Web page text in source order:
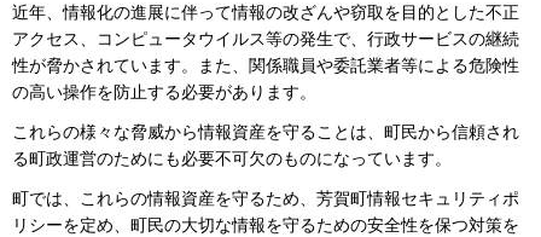
近年、情報化の進展に伴って情報の改ざんや窃取を目的とした不正
アクセス、コンピュータウイルス等の発生で、行政サービスの継続
性が脅かされています。また、関係職員や委託業者等による危険性
の高い操作を防止する必要があります。
これらの様々な脅威から情報資産を守ることは、町民から信頼され
る町政運営のためにも必要不可欠のものになっています。
町では、これらの情報資産を守るため、芳賀町情報セキュリティポ
リシーを定め、町民の大切な情報を守るための安全性を保つ対策を